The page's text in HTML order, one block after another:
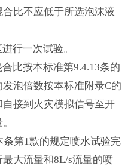
比不应低于所选泡沫液
行一次试验。
比按本标准第9.4.13条的
泡倍数按本标准附录C的
接到火灾模拟信号至开
第1款的规定喷水试验完
大流量和8L/s流量的喷